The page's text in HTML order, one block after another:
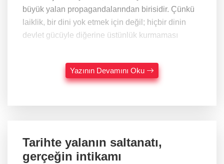
büyük yalan propagandalarından birisidir. Çünkü
laiklik, bir dini yok etmek için değil; hiçbir dinin
devlet gücüyle diğerine üstünlük kurmaması
Yazının Devamını Oku
Tarihte yalanın saltanatı,
gerçeğin intikamı